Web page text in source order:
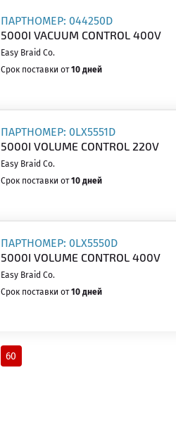
ПАРТНОМЕР: 044250D
5000I VACUUM CONTROL 400V
Easy Braid Co.
Срок поставки от10 дней
ПАРТНОМЕР: 0LX5551D
5000I VOLUME CONTROL 220V
Easy Braid Co.
Срок поставки от10 дней
ПАРТНОМЕР: 0LX5550D
5000I VOLUME CONTROL 400V
Easy Braid Co.
Срок поставки от10 дней
60